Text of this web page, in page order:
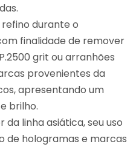
durante o
finalidade de remover
grit ou arranhões
provenientes da
apresentando um
brilho.
linha asiática, seu uso
de hologramas e marcas